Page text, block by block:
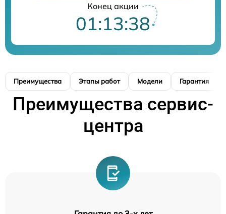
Конец акции
01:13:37
Преимущества Этапы работ Модели Гарантия
Преимущества сервис-
центра